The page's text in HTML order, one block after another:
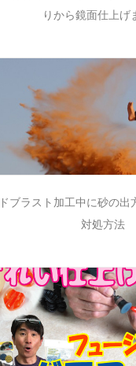
りから鏡面仕上げ
ブラスト加工中に砂の出
対処方法